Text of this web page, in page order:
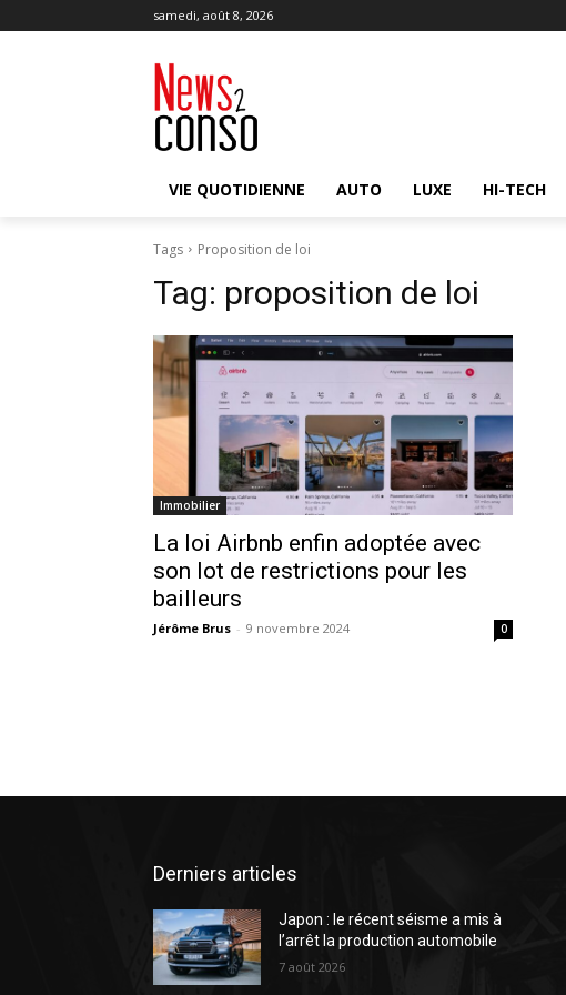
samedi, août 8, 2026
VIE QUOTIDIENNE AUTO LUXE HI-TECH
Tags Proposition de loi
Tag: proposition de loi
Immobilier
La loi Airbnb enfin adoptée avec
son lot de restrictions pour les
bailleurs
Jérôme Brus - 9 novembre 2024 0
Derniers articles
Japon : le récent séisme a mis à
l’arrêt la production automobile
7 août 2026